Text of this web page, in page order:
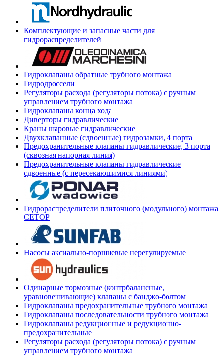
Комплектующие и запасные части для
гидрораспределителей
Гидроклапаны обратные трубного монтажа
Гидродроссели
Регуляторы расхода (регуляторы потока) с ручным
управлением трубного монтажа
Гидроклапаны конца хода
Диверторы гидравлические
Краны шаровые гидравлические
Двухклапанные (сдвоенные) гидрозамки, 4 порта
Предохранительные клапаны гидравлические, 3 порта
(сквозная напорная линия)
Предохранительные клапаны гидравлические
сдвоенные (с пересекающимися линиями)
Гидрораспределители плиточного (модульного) монтажа
СЕТОР
Насосы аксиально-поршневые нерегулируемые
Одинарные тормозные (контрбалансные,
уравновешивающие) клапаны с банджо-болтом
Гидроклапаны предохранительные трубного монтажа
Гидроклапаны последовательности трубного монтажа
Гидроклапаны редукционные и редукционно-
предохранительные
Регуляторы расхода (регуляторы потока) с ручным
управлением трубного монтажа